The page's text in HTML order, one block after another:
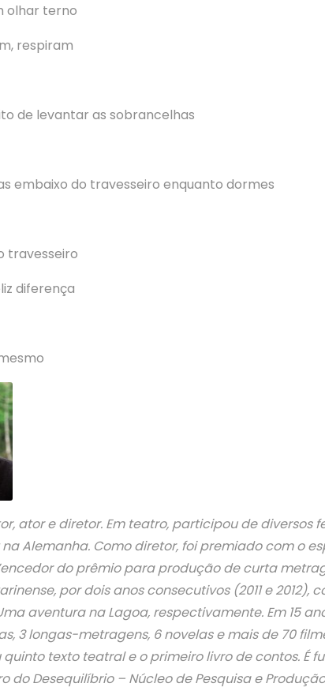
olhar terno
respiram
de levantar as sobrancelhas
embaixo do travesseiro enquanto dormes
travesseiro
diferença
ator e diretor. Em teatro, participou de diversos
Alemanha. Como diretor, foi premiado com o
do prêmio para produção de curta
por dois anos consecutivos (2011 e 2012),
aventura na Lagoa, respectivamente. Em 15
3 longas-metragens, 6 novelas e mais de 70
quinto texto teatral e o primeiro livro de contos. É
do Desequilíbrio – Núcleo de Pesquisa e